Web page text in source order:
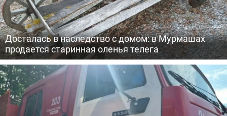
Досталась в наследство с домом: в Мурмашах
продается старинная оленья телега